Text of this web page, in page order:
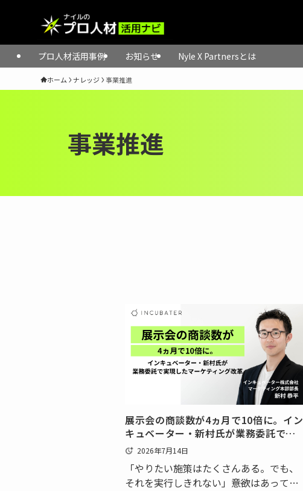
プロ人材活用事例 お知らせ Nyle X Partnersとは
ホーム ナレッジ 事業推進
事業推進
展示会の商談数が4ヵ月で10倍に。イン
キュベーター・新村氏が業務委託で実
現したマーケティング改革
2026年7月14日
「やりたい施策はたくさんある。でも、
それを実行しきれない」――意欲はあって